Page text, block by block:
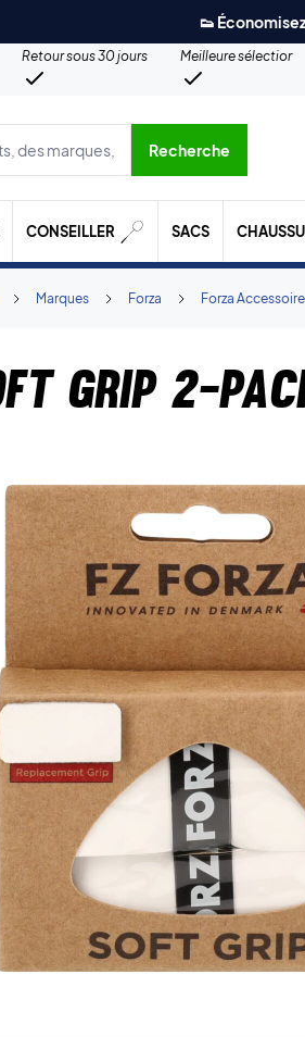
👟
Retour sous 30 jours
Meilleure sélection
de marques, etc.
Recherche
CONSEILLER SACS
Forza
Forza
Marques
Grip 2-